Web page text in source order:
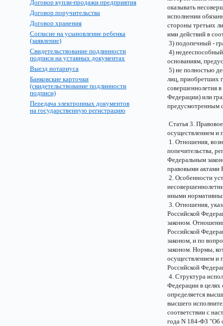
Договор купли-продажи предприятия
Договор поручительства
Договор хранения
Согласие на усыновление ребенка
(заявление)
Свидетельствование подлинности
подписи на уставных документах
Выезд нотариуса
Банковские карточки
(свидетельствование подлинности
подписи)
Передача электронных документов
на государственную регистрацию
оказывать
исполнении
стороны третьих
ими действий в
3) подопечный -
4)
основаниям,
5) не полностью
лиц, приобретших
совершеннолетия
Федерации) или
предусмотренным
Статья 3.
осуществлением и
1. Отношения,
попечительства,
Федеральным
правовыми актами
2. Особенности
иными
3. Отношения,
Российской
законом.
Российской
законом, и по
законом. Нормы,
осуществлением и
Российской
4. Структура
Федерации в целях
определяется
высшего
соответствии с
года N 184-ФЗ "Об